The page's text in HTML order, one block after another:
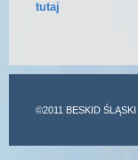
tutaj
©2011 BESKID ŚLĄSKI